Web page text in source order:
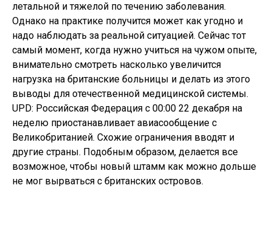
летальной и тяжелой по течению заболевания.
Однако на практике получится может как угодно и
надо наблюдать за реальной ситуацией. Сейчас тот
самый момент, когда нужно учиться на чужом опыте,
внимательно смотреть насколько увеличится
нагрузка на британские больницы и делать из этого
выводы для отечественной медицинской системы.
UPD: Российская Федерация с 00:00 22 декабря на
неделю приостанавливает авиасообщение с
Великобританией. Схожие ограничения вводят и
другие страны. Подобным образом, делается все
возможное, чтобы новый штамм как можно дольше
не мог вырваться с британских островов.